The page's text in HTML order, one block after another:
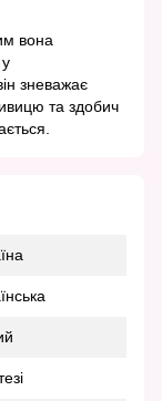
вона
зневажає
та здобич